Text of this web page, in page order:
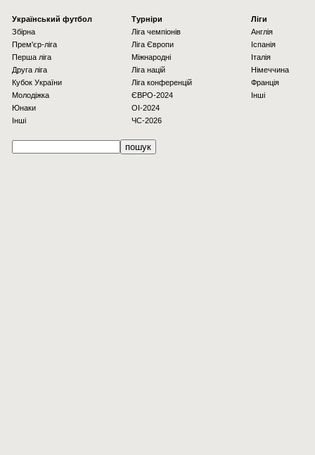
Українcький футбол
Збірна
Прем'єр-ліга
Перша ліга
Друга ліга
Кубок України
Молодіжка
Юнаки
Інші
Турніри
Ліга чемпіонів
Ліга Європи
Міжнародні
Ліга націй
Ліга конференцій
ЄВРО-2024
OI-2024
ЧС-2026
Ліги
Англія
Іспанія
Італія
Німеччина
Франція
Інші